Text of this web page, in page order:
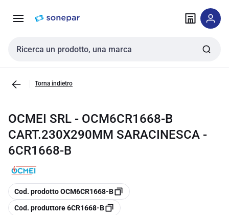
navigazione alla
Cerca input
Torna indietro
OCMEI SRL - OCM6CR1668-B
CART.230X290MM SARACINESCA -
6CR1668-B
copia
Cod. prodotto OCM6CR1668-B
copia
Cod. produttore 6CR1668-B